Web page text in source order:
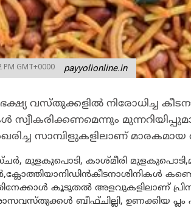
PM GMT+0000 payyolionline.in
ഭക്ഷ്യ വസ്തുക്കളിൽ നിരോധിച്ച
സാമ്പിളുകളിലാണ്
മുളകുപൊടി, കാശ്മീരി
കൂടുതൽ അളവുകളിലാണ്
ബീഫ്ചില്ലി, ഉണക്കിയ